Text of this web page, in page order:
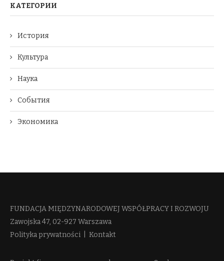
КАТЕГОРИИ
История
Культура
Наука
События
Экономика
FUNDACJA MIĘDZYNARODOWEJ WSPÓŁPRACY I ROZWOJU​
Zawojska 47, 02-927 Warszawa
Polityka prywatności
Kontakt